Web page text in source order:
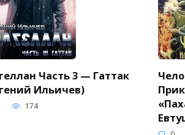
Часть 3 — Гаттак
Ильичев)
174